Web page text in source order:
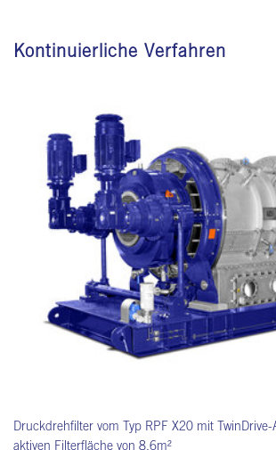
Kontinuierliche Verfahren
Druckdrehfilter vom Typ RPF X20 mit
aktiven Filterfläche von 8,6m²